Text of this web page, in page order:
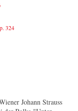
324
Johann Strauss